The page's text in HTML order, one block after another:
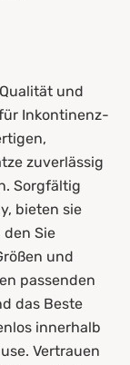
und
Inkontinenz-
zuverlässig
Sorgfältig
bieten sie
Sie
und
passenden
das Beste
innerhalb
Vertrauen